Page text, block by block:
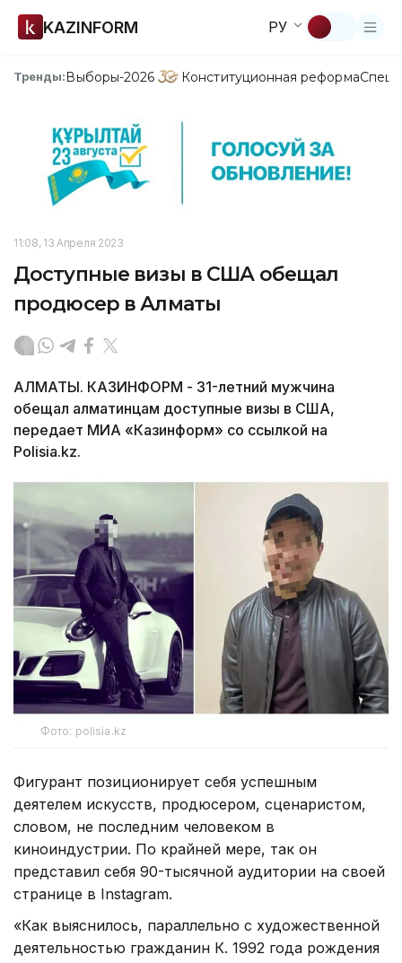
KAZINFORM РУ
Тренды:Выборы-2026 Конституционная реформа
11:08, 13 Апреля 2023
Доступные визы в США обещал
продюсер в Алматы
АЛМАТЫ. КАЗИНФОРМ - 31-летний мужчина
обещал алматинцам доступные визы в США,
передает МИА «Казинформ» со ссылкой на
Polisia.kz.
Фото: polisia.kz
Фигурант позиционирует себя успешным
деятелем искусств, продюсером, сценаристом,
словом, не последним человеком в
киноиндустрии. По крайней мере, так он
представил себя 90-тысячной аудитории на своей
странице в Instagram.
«Как выяснилось, параллельно с художественной
деятельностью гражданин К. 1992 года рождения